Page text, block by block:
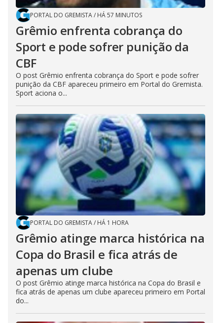
PORTAL DO GREMISTA/ HÁ 57 MINUTOS
Grêmio enfrenta cobrança do
Sport e pode sofrer punição da
CBF
O post Grêmio enfrenta cobrança do Sport e pode sofrer
punição da CBF apareceu primeiro em Portal do Gremista.
Sport aciona o...
PORTAL DO GREMISTA/ HÁ 1 HORA
Grêmio atinge marca histórica na
Copa do Brasil e fica atrás de
apenas um clube
O post Grêmio atinge marca histórica na Copa do Brasil e
fica atrás de apenas um clube apareceu primeiro em Portal
do...